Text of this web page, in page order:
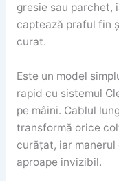
gresie sau
captează praful fin
curat.
Este un model
rapid cu sistemul
pe mâini. Cablul
transformă orice
curățat, iar
aproape invizibil.